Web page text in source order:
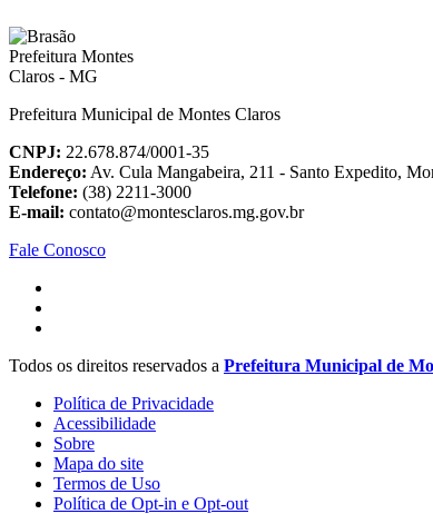
Prefeitura Municipal de Montes Claros
CNPJ: 22.678.874/0001-35
Endereço: Av. Cula Mangabeira, 211 - Santo Expedito,
Telefone: (38) 2211-3000
E-mail: contato@montesclaros.mg.gov.br
Fale Conosco
Todos os direitos reservados a Prefeitura Municipal de
Política de Privacidade
Acessibilidade
Sobre
Mapa do site
Termos de Uso
Política de Opt-in e Opt-out